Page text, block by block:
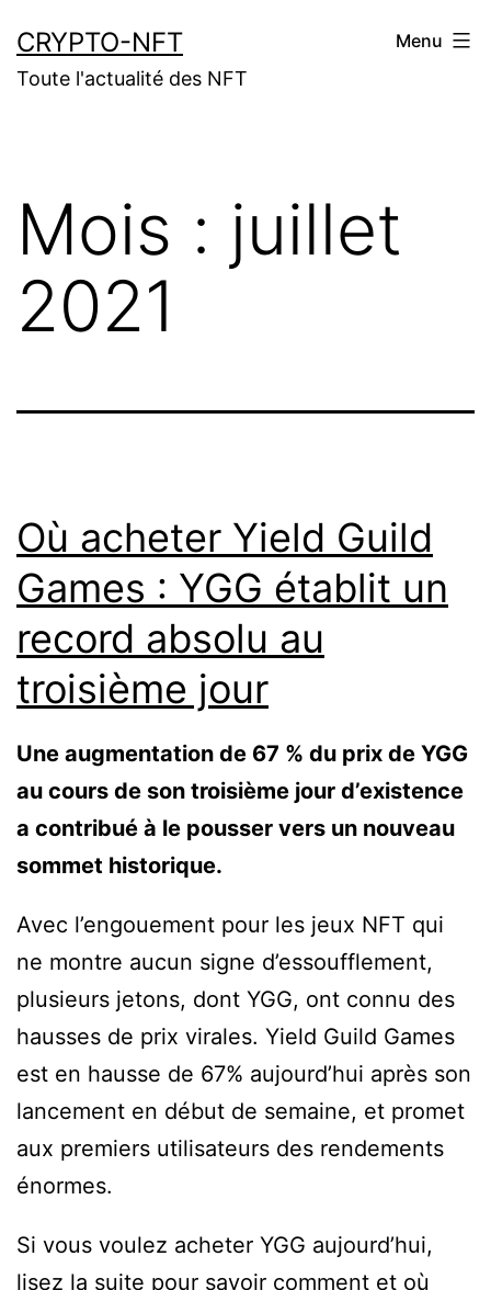
au
contenu
CRYPTO-NFT
Toute l'actualité des NFT
Menu
Mois : juillet
2021
Où acheter Yield Guild
Games : YGG établit un
record absolu au
troisième jour
Une augmentation de 67 % du prix de YGG
au cours de son troisième jour d’existence
a contribué à le pousser vers un nouveau
sommet historique.
Avec l’engouement pour les jeux NFT qui
ne montre aucun signe d’essoufflement,
plusieurs jetons, dont YGG, ont connu des
hausses de prix virales. Yield Guild Games
est en hausse de 67% aujourd’hui après son
lancement en début de semaine, et promet
aux premiers utilisateurs des rendements
énormes.
Si vous voulez acheter YGG aujourd’hui,
lisez la suite pour savoir comment et où